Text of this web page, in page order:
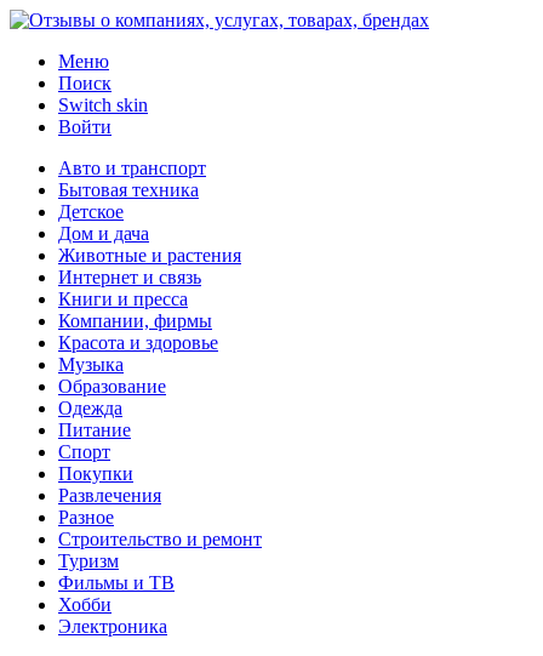
Меню
Поиск
Switch skin
Войти
Авто и транспорт
Бытовая техника
Детское
Дом и дача
Животные и растения
Интернет и связь
Книги и пресса
Компании, фирмы
Красота и здоровье
Музыка
Образование
Одежда
Питание
Спорт
Покупки
Развлечения
Разное
Строительство и ремонт
Туризм
Фильмы и ТВ
Хобби
Электроника